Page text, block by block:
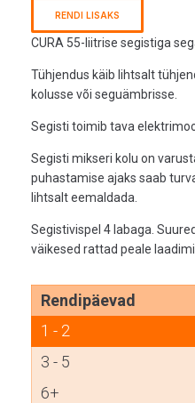
RENDI LISAKS
CURA 55-liitrise segistiga
Tühjendus käib lihtsalt
kolusse või seguämbrisse.
Segisti toimib tava
Segisti mikseri kolu on
puhastamise ajaks saab
lihtsalt eemaldada.
Segistivispel 4 labaga.
väikesed rattad peale
Rendipäevad
1 - 2
3 - 5
6+